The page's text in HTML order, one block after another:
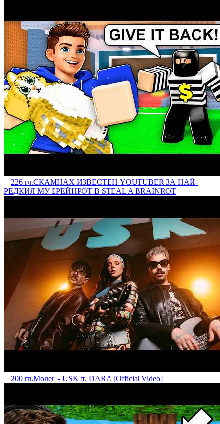
226 гл.СКАМНАХ ИЗВЕСТЕН YOUTUBER ЗА НАЙ-
РЕДКИЯ МУ БРЕЙНРОТ В STEAL A BRAINROT
200 гл.Mолец - USK ft. DARA [Official Video]